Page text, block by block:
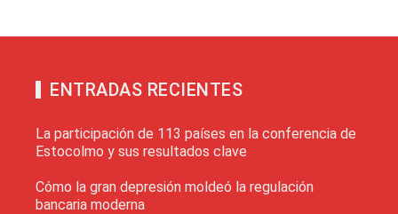
ENTRADAS RECIENTES
La participación de 113 países en la conferencia de
Estocolmo y sus resultados clave
Cómo la gran depresión moldeó la regulación
bancaria moderna